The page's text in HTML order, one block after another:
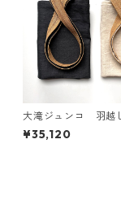
大滝ジュンコ 羽越
サロンエプロン（生
コール）
¥35,120